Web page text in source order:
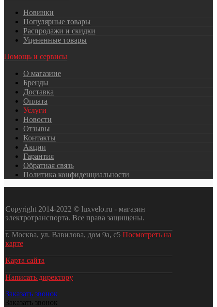
Новинки
Популярные товары
Распродажи и скидки
Уцененные товары
Помощь и сервисы
О магазине
Бренды
Доставка
Оплата
Услуги
Новости
Отзывы
Контакты
Акции
Гарантия
Обратная связь
Политика конфиденциальности
Copyright 2014-2022 © luxvelo.ru - магазин
электротранспорта. Все права защищены.
г. Москва, ул. Вавилова, дом 9а, с5 Посмотреть на
карте
Карта сайта
Написать директору
Заказать звонок
Заказать звонок